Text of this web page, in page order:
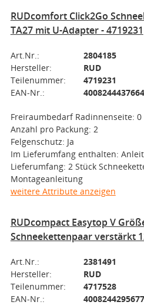
RUDcomfort Click2Go
TA27 mit U-Adapter - 4719231
Art.Nr.:
2804185
Hersteller:
RUD
Teilenummer:
4719231
EAN-Nr.:
4008244437664
Freiraumbedarf Radinnenseite: 0
Anzahl pro Packung: 2
Felgenschutz: Ja
Im Lieferumfang enthalten:
Lieferumfang: 2 Stück
Montageanleitung
weitere Attribute anzeigen
RUDcompact Easytop V
Schneekettenpaar verstärkt
Art.Nr.:
2381491
Hersteller:
RUD
Teilenummer:
4717528
EAN-Nr.:
4008244295677